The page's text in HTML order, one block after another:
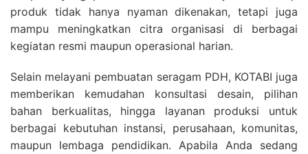
produk tidak hanya nyaman dikenakan, tetapi juga
mampu meningkatkan citra organisasi di berbagai
kegiatan resmi maupun operasional harian.
Selain melayani pembuatan seragam PDH, KOTABI juga
memberikan kemudahan konsultasi desain, pilihan
bahan berkualitas, hingga layanan produksi untuk
berbagai kebutuhan instansi, perusahaan, komunitas,
maupun lembaga pendidikan. Apabila Anda sedang